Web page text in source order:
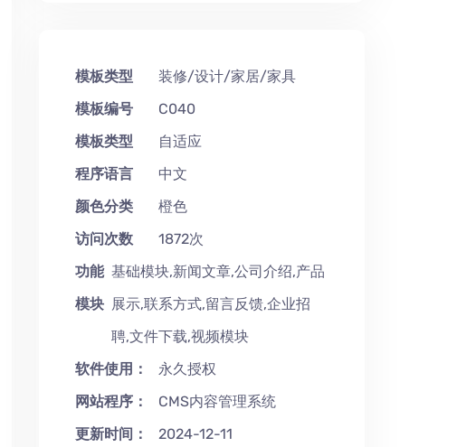
模板类型
装修/设计/家居/家具
模板编号
C040
模板类型
自适应
程序语言
中文
颜色分类
橙色
访问次数
1872次
功能
模块
基础模块,新闻文章,公司介绍,产品
展示,联系方式,留言反馈,企业招
聘,文件下载,视频模块
软件使用：
永久授权
网站程序：
CMS内容管理系统
更新时间：
2024-12-11